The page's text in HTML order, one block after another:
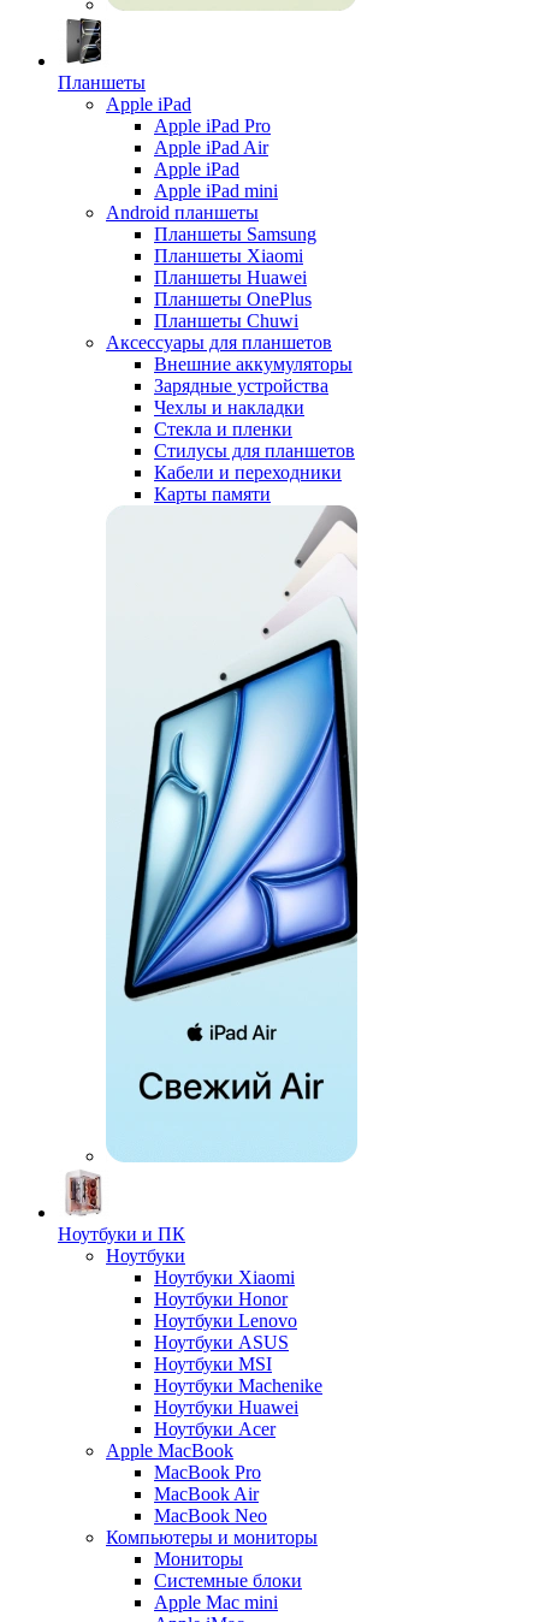
Планшеты
Apple iPad
Apple iPad Pro
Apple iPad Air
Apple iPad
Apple iPad mini
Android планшеты
Планшеты Samsung
Планшеты Xiaomi
Планшеты Huawei
Планшеты OnePlus
Планшеты Chuwi
Аксессуары для планшетов
Внешние аккумуляторы
Зарядные устройства
Чехлы и накладки
Стекла и пленки
Стилусы для планшетов
Кабели и переходники
Карты памяти
Ноутбуки и ПК
Ноутбуки
Ноутбуки Xiaomi
Ноутбуки Honor
Ноутбуки Lenovo
Ноутбуки ASUS
Ноутбуки MSI
Ноутбуки Machenike
Ноутбуки Huawei
Ноутбуки Acer
Apple MacBook
MacBook Pro
MacBook Air
MacBook Neo
Компьютеры и мониторы
Мониторы
Системные блоки
Apple Mac mini